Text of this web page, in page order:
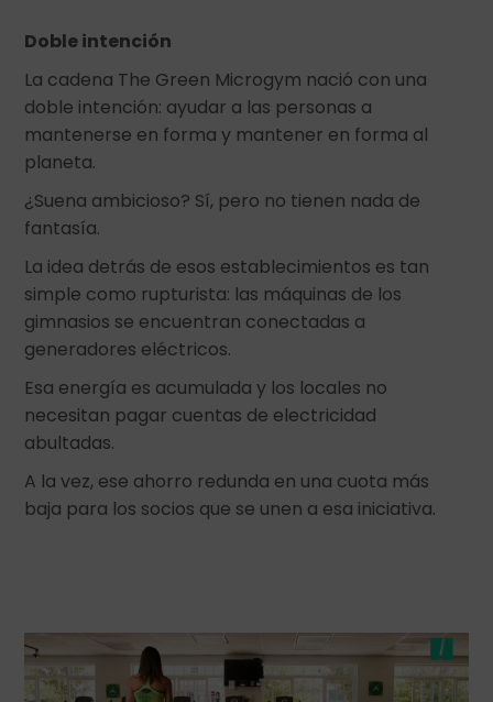
Doble intención
La cadena The Green Microgym nació con una
doble intención: ayudar a las personas a
mantenerse en forma y mantener en forma al
planeta.
¿Suena ambicioso? Sí, pero no tienen nada de
fantasía.
La idea detrás de esos establecimientos es tan
simple como rupturista: las máquinas de los
gimnasios se encuentran conectadas a
generadores eléctricos.
Esa energía es acumulada y los locales no
necesitan pagar cuentas de electricidad
abultadas.
A la vez, ese ahorro redunda en una cuota más
baja para los socios que se unen a esa iniciativa.